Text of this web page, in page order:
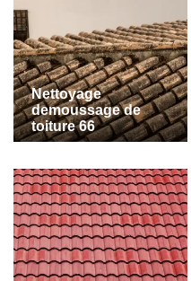
Nettoyage
demoussage de
toiture 66